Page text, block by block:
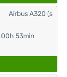
00h 53min
Airbus A320 (s